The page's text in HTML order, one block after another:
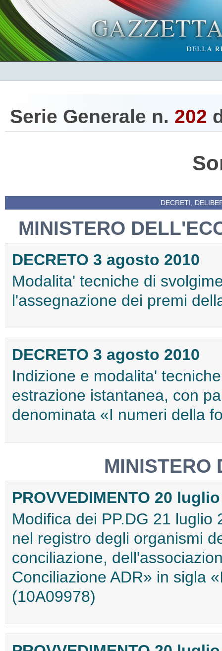
Serie Generale n. 202
DECRETI,
MINISTERO
DECRETO 3 agosto 2010
Modalita' tecniche di
l'assegnazione dei premi
DECRETO 3 agosto 2010
Indizione e modalita'
estrazione istantanea, con
denominata «I numeri della
MINISTERO
PROVVEDIMENTO 20
Modifica dei PP.DG 21
nel registro degli organismi
conciliazione,
Conciliazione ADR» in sigla
(10A09978)